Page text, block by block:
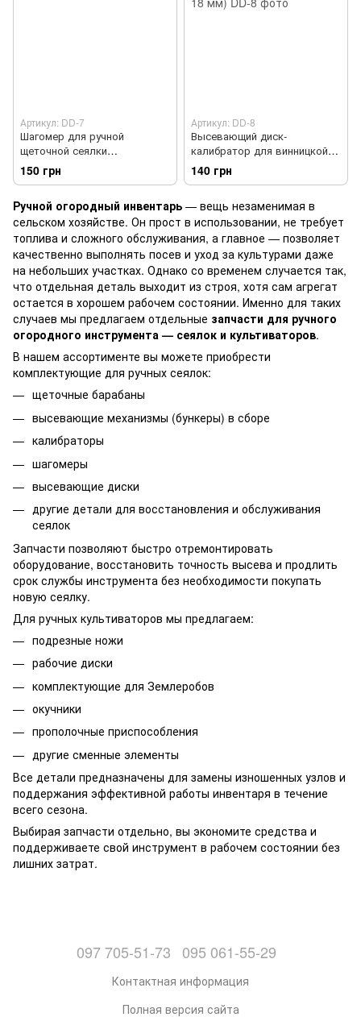
Артикул: DD-7
Шагомер для ручной
щеточной сеялки
(двусторонний)
150 грн
Артикул: DD-8
Высевающий диск-
калибратор для винницкой
сеялки (отверстия от 2 до 18
мм)
140 грн
Ручной огородный инвентарь — вещь незаменимая в
сельском хозяйстве. Он прост в использовании, не требует
топлива и сложного обслуживания, а главное — позволяет
качественно выполнять посев и уход за культурами даже
на небольших участках. Однако со временем случается так,
что отдельная деталь выходит из строя, хотя сам агрегат
остается в хорошем рабочем состоянии. Именно для таких
случаев мы предлагаем отдельные запчасти для ручного
огородного инструмента — сеялок и культиваторов.
В нашем ассортименте вы можете приобрести
комплектующие для ручных сеялок:
щеточные барабаны
высевающие механизмы (бункеры) в сборе
калибраторы
шагомеры
высевающие диски
другие детали для восстановления и обслуживания
сеялок
Запчасти позволяют быстро отремонтировать
оборудование, восстановить точность высева и продлить
срок службы инструмента без необходимости покупать
новую сеялку.
Для ручных культиваторов мы предлагаем:
подрезные ножи
рабочие диски
комплектующие для Землеробов
окучники
прополочные приспособления
другие сменные элементы
Все детали предназначены для замены изношенных узлов и
поддержания эффективной работы инвентаря в течение
всего сезона.
Выбирая запчасти отдельно, вы экономите средства и
поддерживаете свой инструмент в рабочем состоянии без
лишних затрат.
097 705-51-73 095 061-55-29
Контактная информация
Полная версия сайта